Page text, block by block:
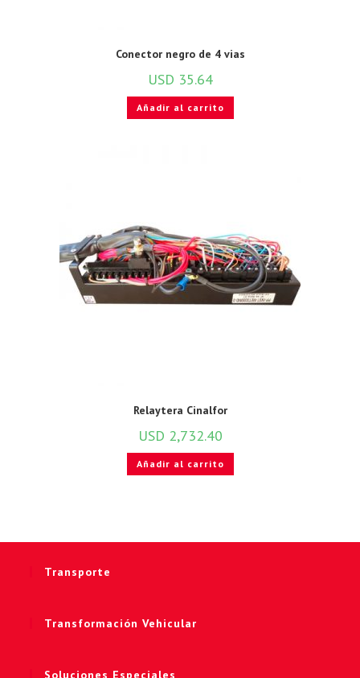
Conector negro de 4 vias
USD 35.64
Añadir al carrito
Relaytera Cinalfor
USD 2,732.40
Añadir al carrito
Transporte
Transformación Vehicular
Soluciones Especiales